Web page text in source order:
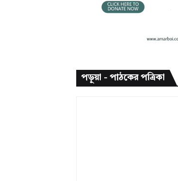
পড়ুয়া - পাঠকের পত্রিকা